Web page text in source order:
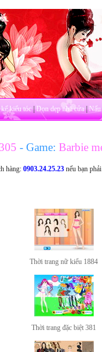
kiểu tóc|Dọn dẹp nhà cửa|
- Game: Barbie
hàng: 0903.24.25.23nếu bạn
Thời trang nữ kiểu 1884
Thời trang đặc biệt 381